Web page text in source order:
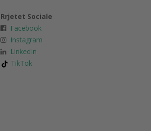
Rrjetet Sociale
Facebook
Instagram
LinkedIn
TikTok